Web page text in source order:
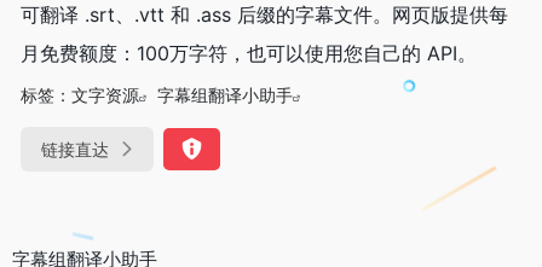
可翻译 .srt、.vtt 和 .ass 后缀的字幕文件。网页版提供每
月免费额度：100万字符，也可以使用您自己的 API。
标签： 文字资源 字幕组翻译小助手
链接直达
字幕组翻译小助手